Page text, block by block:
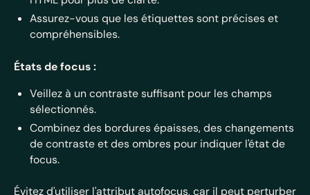
Assurez-vous que les étiquettes sont précises et
compréhensibles.
États de focus :
Veillez à un contraste suffisant pour les champs
sélectionnés.
Combinez des bordures épaisses, des changements
de contraste et des ombres pour indiquer l'état de
focus.
Évitez d'utiliser l'attribut autofocus, car il peut perturber